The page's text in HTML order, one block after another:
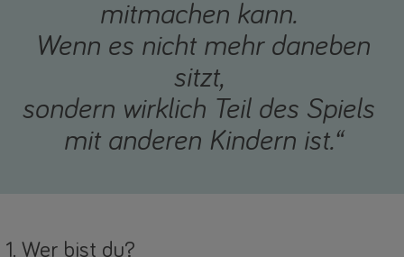
mitmachen kann.
Wenn es nicht mehr daneben
sitzt,
sondern wirklich Teil des Spiels
mit anderen Kindern ist.“
1. Wer bist du?